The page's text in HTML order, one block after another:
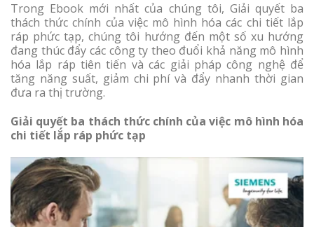
Trong Ebook mới nhất của chúng tôi, Giải quyết ba
thách thức chính của việc mô hình hóa các chi tiết lắp
ráp phức tạp, chúng tôi hướng đến một số xu hướng
đang thúc đẩy các công ty theo đuổi khả năng mô hình
hóa lắp ráp tiên tiến và các giải pháp công nghệ để
tăng năng suất, giảm chi phí và đẩy nhanh thời gian
đưa ra thị trường.
Giải quyết ba thách thức chính của việc mô hình hóa
chi tiết lắp ráp phức tạp